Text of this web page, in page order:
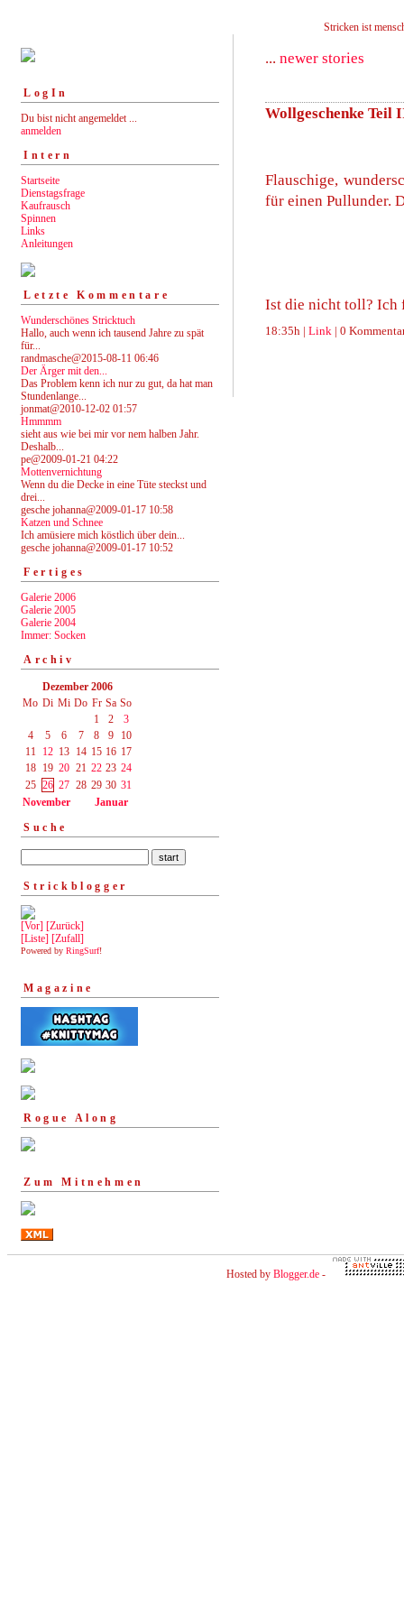
Stricken ist
LogIn
Du bist nicht angemeldet ...
anmelden
Intern
Startseite
Dienstagsfrage
Kaufrausch
Spinnen
Links
Anleitungen
Letzte Kommentare
Wunderschönes Stricktuch
Hallo, auch wenn ich tausend Jahre zu spät
für...
randmasche@2015-08-11 06:46
Der Ärger mit den...
Das Problem kenn ich nur zu gut, da hat man
Stundenlange...
jonmat@2010-12-02 01:57
Hmmmm
sieht aus wie bei mir vor nem halben Jahr.
Deshalb...
pe@2009-01-21 04:22
Mottenvernichtung
Wenn du die Decke in eine Tüte steckst und
drei...
gesche johanna@2009-01-17 10:58
Katzen und Schnee
Ich amüsiere mich köstlich über dein...
gesche johanna@2009-01-17 10:52
Fertiges
Galerie 2006
Galerie 2005
Galerie 2004
Immer: Socken
Archiv
Dezember 2006
Mo Di Mi Do Fr Sa So
1
2
3
4
5 6 7 8 9
10
11
12 13 14 15 16 17
18
19 20 21 22 23 24
25 26 27 28 29 30 31
November
Januar
Suche
Strickblogger
[Vor] [Zurück]
[Liste] [Zufall]
Powered by RingSurf!
Magazine
Rogue Along
Zum Mitnehmen
... newer stories
Wollgeschenke Teil
Flauschige,
für einen Pullunder.
Ist die nicht toll? Ich
18:35h | Link | 0
Hosted by Blogger.de -